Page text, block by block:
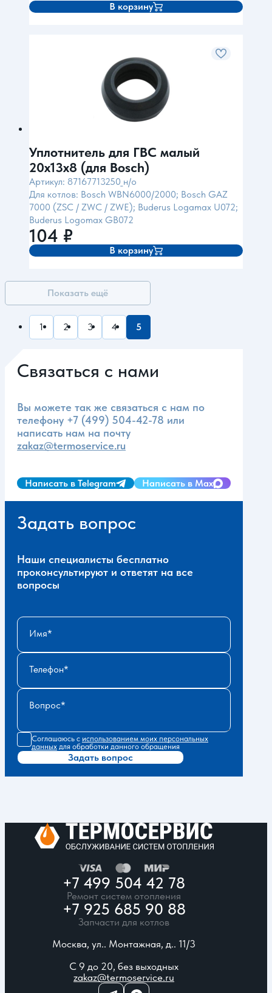
В корзину
Уплотнитель для ГВС малый
20x13x8 (для Bosch)
Артикул: 87167713250_н/о
Для котлов: Bosch WBN6000/2000; Bosch GAZ
7000 (ZSC / ZWC / ZWE); Buderus Logamax U072;
Buderus Logomax GB072
104 ₽
В корзину
Показать ещё
1 2 3 4 5
Связаться с нами
Вы можете так же связаться с нам по
телефону +7 (499) 504-42-78 или
написать нам на почту
zakaz@termoservice.ru
Написать в Telegram Написать в Max
Задать вопрос
Наши специалисты бесплатно
проконсультируют и ответят на все
вопросы
Имя
Телефон
Вопрос
Соглашаюсь с использованием моих персональных
данных для обработки данного обращения
Задать вопрос
+7 499 504 42 78
Ремонт систем отопления
+7 925 685 90 88
Запчасти для котлов
Москва, ул.. Монтажная, д.. 11/3
С 9 до 20, без выходных
zakaz@termoservice.ru